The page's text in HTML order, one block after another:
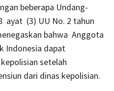
beberapa Undang-
ayat (3) UU No. 2 tahun
bahwa Anggota
Indonesia dapat
setelah
dari dinas kepolisian.